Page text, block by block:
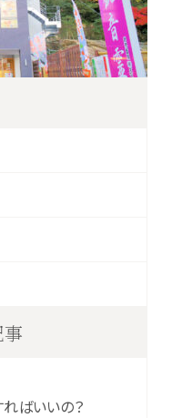
ばいいの？